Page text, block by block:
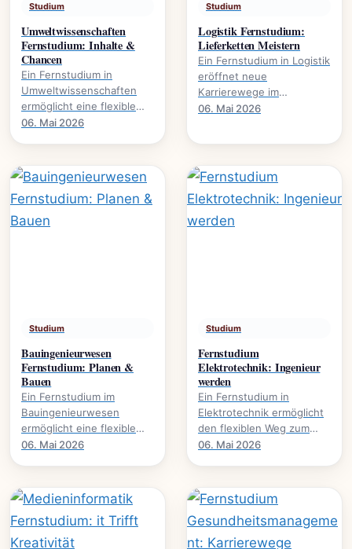
Studium
Umweltwissenschaften
Fernstudium: Inhalte &
Chancen
Ein Fernstudium in
Umweltwissenschaften
ermöglicht eine flexible
Weiterbildung im Bereich
06. Mai 2026
Studium
Logistik Fernstudium:
Lieferketten Meistern
Ein Fernstudium in Logistik
eröffnet neue
Karrierewege im
Management von
06. Mai 2026
Studium
Bauingenieurwesen
Fernstudium: Planen &
Bauen
Ein Fernstudium im
Bauingenieurwesen
ermöglicht eine flexible
Karriereentwicklung., wie
06. Mai 2026
Studium
Fernstudium
Elektrotechnik: Ingenieur
werden
Ein Fernstudium in
Elektrotechnik ermöglicht
den flexiblen Weg zum
Ingenieurabschluss. Mehr
06. Mai 2026